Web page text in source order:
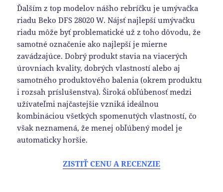
Ďalším z top modelov nášho rebríčku je umývačka
riadu Beko DFS 28020 W. Nájsť najlepší umývačku
riadu môže byť problematické už z toho dôvodu, že
samotné označenie ako najlepší je mierne
zavádzajúce. Dobrý produkt stavia na viacerých
úrovniach kvality, dobrých vlastností alebo aj
samotného produktového balenia (okrem produktu
i rozsah príslušenstva). Široká obľúbenosť medzi
užívateľmi najčastejšie vzniká ideálnou
kombináciou všetkých spomenutých vlastností, čo
však neznamená, že menej obľúbený model je
automaticky horšie.
ZISTIŤ CENU A RECENZIE